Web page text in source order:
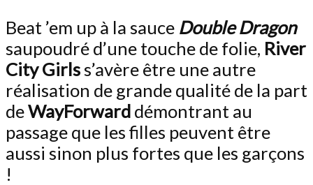
Beat ’em up à la sauce Double Dragon
saupoudré d’une touche de folie, River
City Girls s’avère être une autre
réalisation de grande qualité de la part
deWayForward démontrant au
passage que les filles peuvent être
aussi sinon plus fortes que les garçons
!